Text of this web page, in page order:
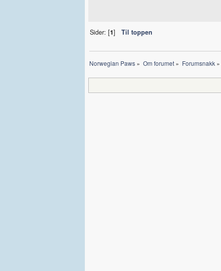
Sider: [1] Til toppen
Norwegian Paws » Om forumet» Forumsnakk»